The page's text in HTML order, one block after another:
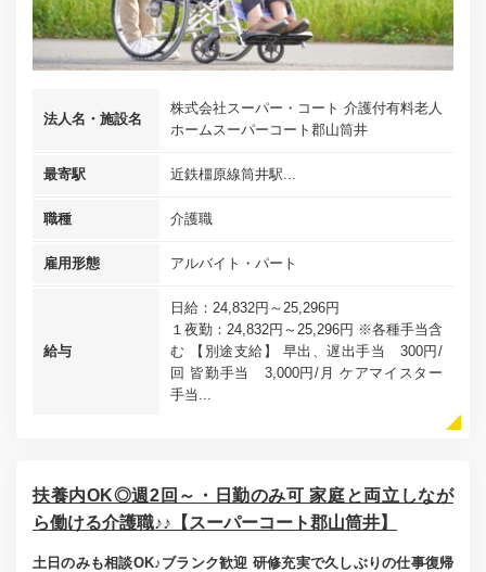
法人名・施設名
株式会社スーパー・コート 介護付有料老人
ホームスーパーコート郡山筒井
最寄駅 近鉄橿原線筒井駅...
職種 介護職
雇用形態 アルバイト・パート
給与
日給：24,832円～25,296円
１夜勤：24,832円～25,296円 ※各種手当含
む 【別途支給】 早出、遅出手当 300円/
回 皆勤手当 3,000円/月 ケアマイスター
手当...
扶養内OK◎週2回～・日勤のみ可 家庭と両立しなが
ら働ける介護職♪♪【スーパーコート郡山筒井】
土日のみも相談OK♪ブランク歓迎 研修充実で久しぶりの仕事復帰